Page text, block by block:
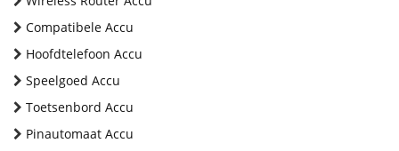
Compatibele Accu
Hoofdtelefoon Accu
Speelgoed Accu
Toetsenbord Accu
Pinautomaat Accu